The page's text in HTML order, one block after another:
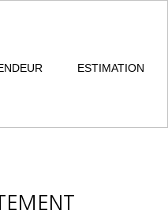
ESTIMATION